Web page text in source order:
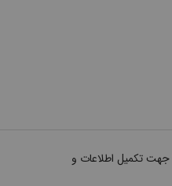
جهت تکمیل اطلاعات و